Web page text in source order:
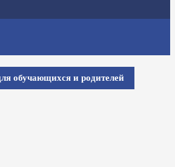
обучающихся и родителей